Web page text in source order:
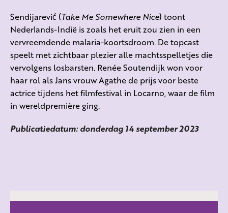
Sendijarević (Take Me Somewhere Nice) toont
Nederlands-Indië is zoals het eruit zou zien in een
vervreemdende malaria-koortsdroom. De topcast
speelt met zichtbaar plezier alle machtsspelletjes die
vervolgens losbarsten. Renée Soutendijk won voor
haar rol als Jans vrouw Agathe de prijs voor beste
actrice tijdens het filmfestival in Locarno, waar de film
in wereldpremière ging.
Publicatiedatum: donderdag 14 september 2023